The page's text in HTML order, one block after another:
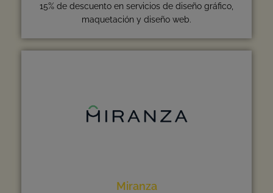
15% de descuento en servicios de diseño gráfico,
maquetación y diseño web.
Miranza